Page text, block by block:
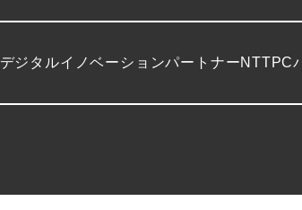
デジタルイノベーションパートナーNTTPC